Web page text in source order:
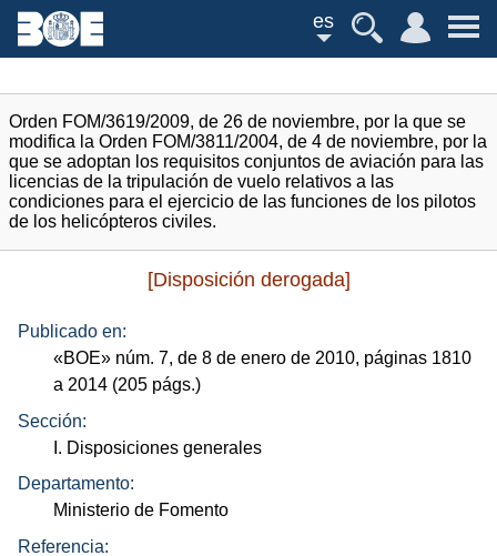
es
Orden FOM/3619/2009, de 26 de noviembre, por la que se
modifica la Orden FOM/3811/2004, de 4 de noviembre, por la
que se adoptan los requisitos conjuntos de aviación para las
licencias de la tripulación de vuelo relativos a las
condiciones para el ejercicio de las funciones de los pilotos
de los helicópteros civiles.
[Disposición derogada]
Publicado en:
«BOE» núm. 7, de 8 de enero de 2010, páginas 1810
a 2014 (205 págs.)
Sección:
I. Disposiciones generales
Departamento:
Ministerio de Fomento
Referencia: